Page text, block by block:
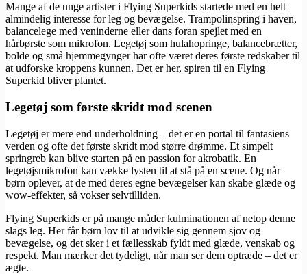
Mange af de unge artister i Flying Superkids startede med en helt
almindelig interesse for leg og bevægelse. Trampolinspring i haven,
balancelege med veninderne eller dans foran spejlet med en
hårbørste som mikrofon. Legetøj som hulahopringe, balancebrætter,
bolde og små hjemmegynger har ofte været deres første redskaber til
at udforske kroppens kunnen. Det er her, spiren til en Flying
Superkid bliver plantet.
Legetøj som første skridt mod scenen
Legetøj er mere end underholdning – det er en portal til fantasiens
verden og ofte det første skridt mod større drømme. Et simpelt
springreb kan blive starten på en passion for akrobatik. En
legetøjsmikrofon kan vække lysten til at stå på en scene. Og når
børn oplever, at de med deres egne bevægelser kan skabe glæde og
wow-effekter, så vokser selvtilliden.
Flying Superkids er på mange måder kulminationen af netop denne
slags leg. Her får børn lov til at udvikle sig gennem sjov og
bevægelse, og det sker i et fællesskab fyldt med glæde, venskab og
respekt. Man mærker det tydeligt, når man ser dem optræde – det er
ægte.